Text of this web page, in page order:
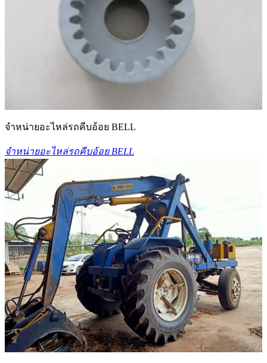
จำหน่ายอะไหล่รถคีบอ้อย BELL
จำหน่ายอะไหล่รถคีบอ้อย BELL